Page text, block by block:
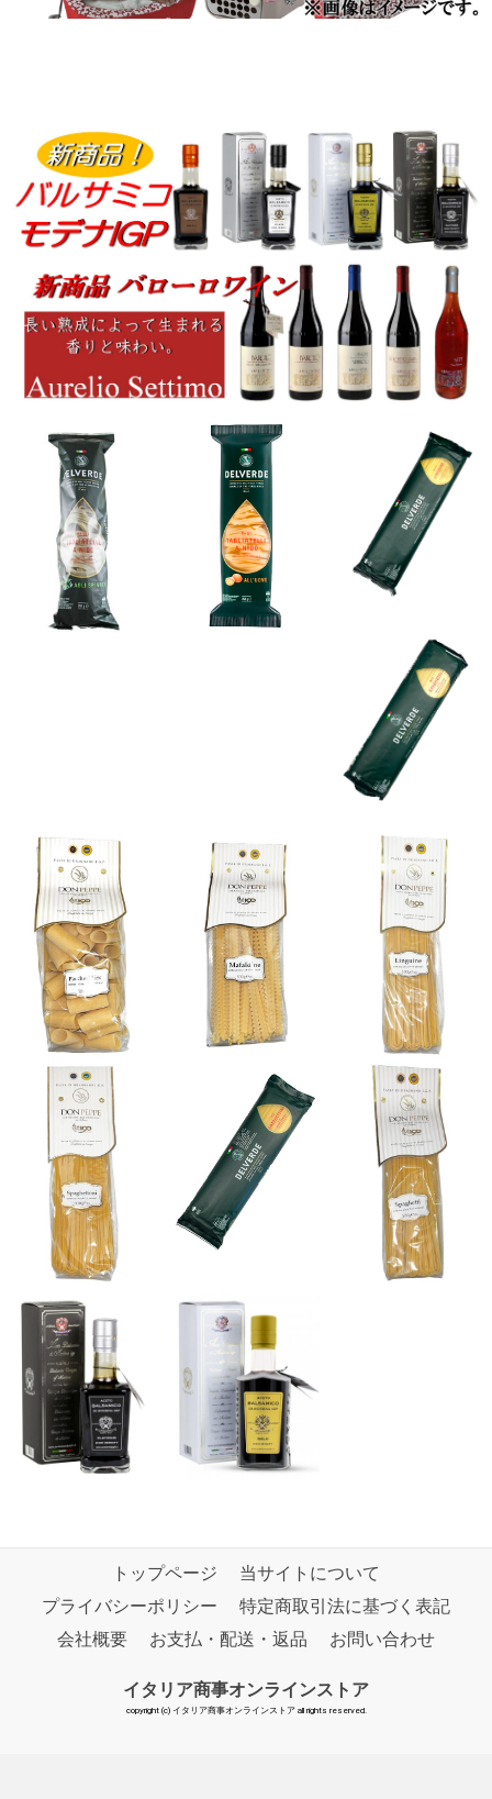
トップページ
当サイトについて
プライバシーポリシー
特定商取引法に基づく表記
会社概要
お支払・配送・返品 お問い合わせ
イタリア商事オンラインストア
copyright (c) イタリア商事オンラインストア all rights reserved.